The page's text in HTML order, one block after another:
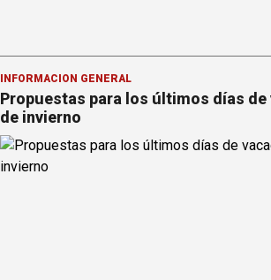
INFORMACION GENERAL
Propuestas para los últimos días de
de invierno